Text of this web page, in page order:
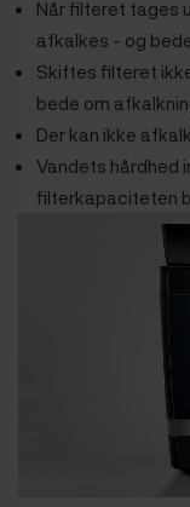
Når filteret tages
afkalkes - og
Skiftes filteret
bede om
Der kan ikke
Vandets hårdhed
filterkapaciteten